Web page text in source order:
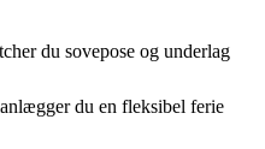
du sovepose og underlag
du en fleksibel ferie